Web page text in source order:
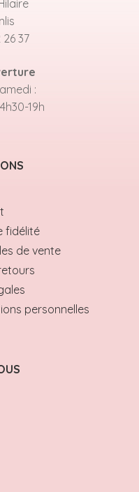
26 37
:
19h
fidélité
de vente
personnelles